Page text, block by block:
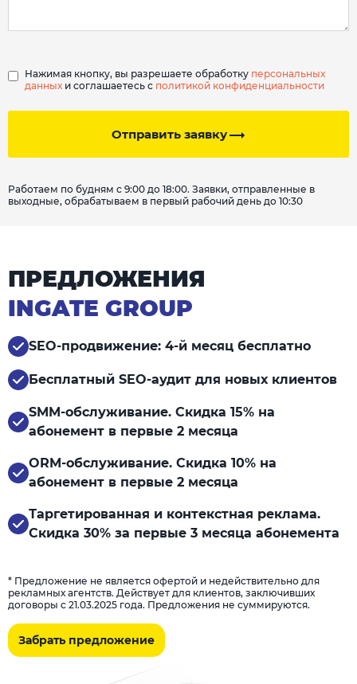
Отправить заявку
Нажимая кнопку, вы разрешаете обработку персональных
данных и соглашаетесь с политикой конфиденциальности
Работаем по будням с 9:00 до 18:00. Заявки, отправленные в
выходные, обрабатываем в первый рабочий день до 10:30
ПРЕДЛОЖЕНИЯ
INGATE GROUP
SEO-продвижение: 4-й месяц бесплатно
Бесплатный SEO-аудит для новых клиентов
SMM-обслуживание. Скидка 15% на
абонемент в первые 2 месяца
ORM-обслуживание. Скидка 10% на
абонемент в первые 2 месяца
Таргетированная и контекстная реклама.
Скидка 30% за первые 3 месяца абонемента
* Предложение не является офертой и недействительно для
рекламных агентств. Действует для клиентов, заключивших
договоры с 21.03.2025 года. Предложения не суммируются.
Забрать предложение